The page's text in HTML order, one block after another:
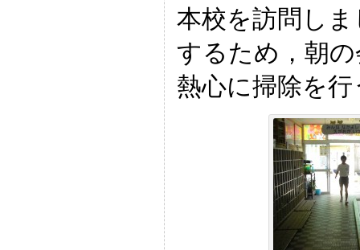
本校を訪問し
するため，朝
熱心に掃除を